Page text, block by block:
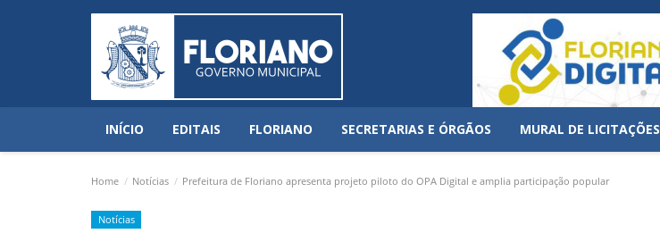
INÍCIO EDITAIS FLORIANO SECRETARIAS E ÓRGÃOS MURAL DE LICITAÇÕES
Home Notícias Prefeitura de Floriano apresenta projeto piloto do OPA Digital e amplia participação popular
Notícias